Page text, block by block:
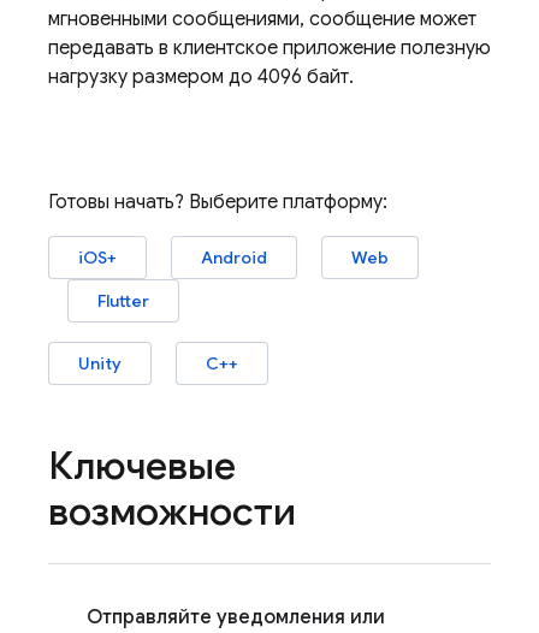
мгновенными сообщениями, сообщение может
передавать в клиентское приложение полезную
нагрузку размером до 4096 байт.
Готовы начать? Выберите платформу:
iOS+ Android
Web
Flutter
Unity C++
Ключевые
возможности
Отправляйте уведомления или